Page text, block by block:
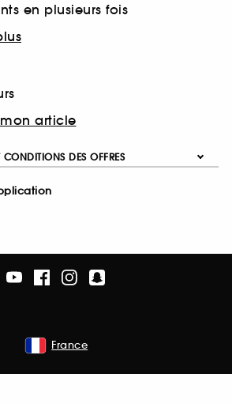
en plusieurs fois
article
CONDITIONS DES OFFRES
France